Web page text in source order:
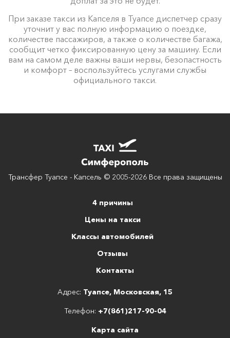
При заказе такси из Капселя в Туапсе диспетчер сразу
уточнит у вас полную информацию о поездке,
количестве пассажиров, а также о количестве багажа,
сообщит четко фиксированную цену за машину. Если
вам на самом деле важны ваши нервы, безопастность
и комфорт – воспользуйтесь услугами службы
официального такси.
Трансфер Туапсе - Капсель © 2005-2026 Все права защищены
4 причины
Цены на такси
Классы автомобилей
Отзывы
Контакты
Адрес: Туапсе, Московская, 15
Телефон: +7(861)217-90-04
Карта сайта